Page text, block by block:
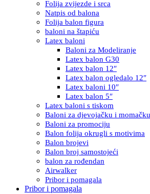
Folija zvijezde i srca
Natpis od balona
Folija balon figura
baloni na štapiću
Latex baloni
Baloni za Modeliranje
Latex balon G30
Latex balon 12″
Latex balon ogledalo 12″
Latex baloni 10″
Latex balon 5″
Latex baloni s tiskom
Baloni za djevojačku i momačku
Baloni za promociju
Balon folija okrugli s motivima
Balon brojevi
Balon broj samostojeći
balon za rođendan
Airwalker
Pribor i pomagala
Pribor i pomagala